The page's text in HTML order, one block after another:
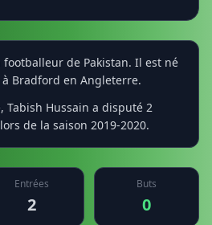
footballeur de Pakistan. Il est né
à Bradford en Angleterre.
Tabish Hussain a disputé 2
de la saison 2019-2020.
Entrées
2
Buts
0